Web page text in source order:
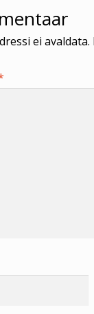
ei avaldata.